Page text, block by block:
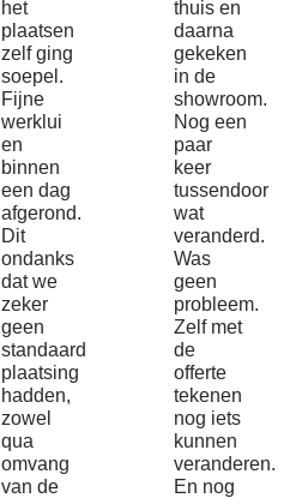
het
plaatsen
zelf ging
soepel.
Fijne
werklui
en
binnen
een dag
afgerond.
Dit
ondanks
dat we
zeker
geen
standaard
plaatsing
hadden,
zowel
qua
omvang
van de
thuis en
daarna
gekeken
in de
showroom.
Nog een
paar
keer
tussendoor
wat
veranderd.
Was
geen
probleem.
Zelf met
de
offerte
tekenen
nog iets
kunnen
veranderen.
En nog